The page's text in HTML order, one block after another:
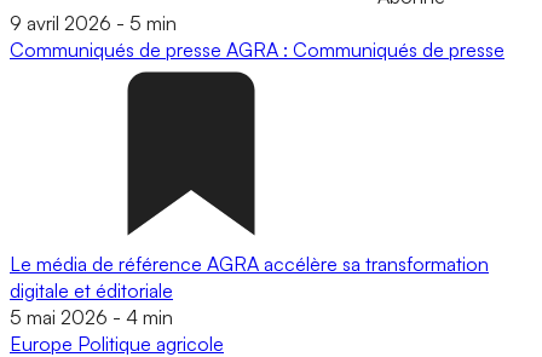
9 avril 2026 - 5 min
Communiqués de presse AGRA : Communiqués de presse
Le média de référence AGRA accélère sa transformation
digitale et éditoriale
5 mai 2026 - 4 min
Europe Politique agricole